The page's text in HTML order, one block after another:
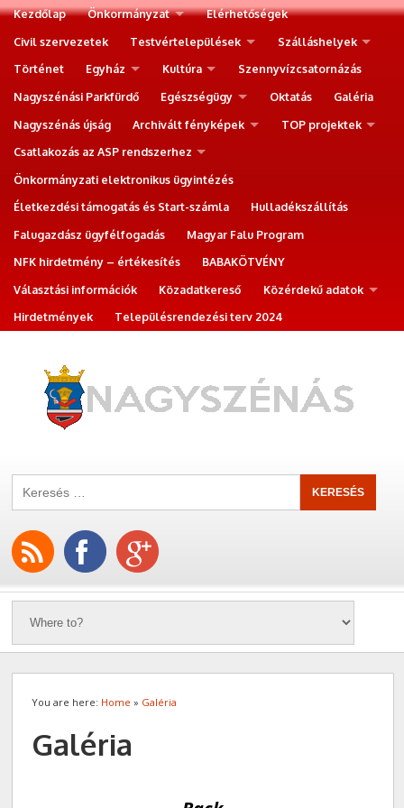
Kezdőlap Önkormányzat
Elérhetőségek
Civil szervezetek
Testvértelepülések
Szálláshelyek
Történet
Egyház Kultúra
Szennyvízcsatornázás
Nagyszénási Parkfürdő
Egészségügy Oktatás
Galéria
Nagyszénás újság
Archivált fényképek
TOP projektek
Csatlakozás az ASP rendszerhez
Önkormányzati elektronikus ügyintézés
Életkezdési támogatás és Start-számla
Hulladékszállítás
Falugazdász ügyfélfogadás
Magyar Falu Program
NFK hirdetmény – értékesítés
BABAKÖTVÉNY
Választási információk
Közadatkereső
Közérdekű adatok
Hirdetmények
Településrendezési terv 2024
You are here: Home » Galéria
Galéria